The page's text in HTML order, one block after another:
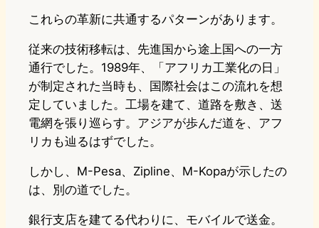
これらの革新に共通するパターンがあります。
従来の技術移転は、先進国から途上国への一方
通行でした。1989年、「アフリカ工業化の日」
が制定された当時も、国際社会はこの流れを想
定していました。工場を建て、道路を敷き、送
電網を張り巡らす。アジアが歩んだ道を、アフ
リカも辿るはずでした。
しかし、M-Pesa、Zipline、M-Kopaが示したの
は、別の道でした。
銀行支店を建てる代わりに、モバイルで送金。